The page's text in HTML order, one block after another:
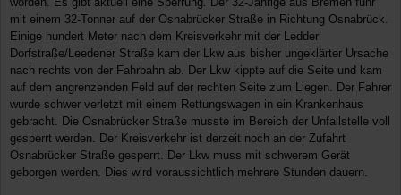
mit einem 32-Tonner auf der Osnabrücker Straße in Richtung Osnabrück.
Einige hundert Meter nach dem Kreisverkehr mit der Ledder
Dorfstraße/Leedener Straße kam der Lkw aus bisher ungeklärter Ursache
nach rechts von der Fahrbahn ab. Der Lkw kippte auf die Seite und kam
auf dem angrenzenden Feld auf der rechten Seite zum Liegen. Der Fahrer
wurde schwer verletzt mit einem Rettungswagen in ein Krankenhaus
gebracht. Die Osnabrücker Straße musste im Bereich der Unfallstelle voll
gesperrt werden. Der Kreisverkehr ist derzeit noch an der Zufahrt
Osnabrücker Straße gesperrt. Der Lkw muss mit schwerem Gerät
geborgen werden. Dies wird voraussichtlich mehrere Stunden dauern.